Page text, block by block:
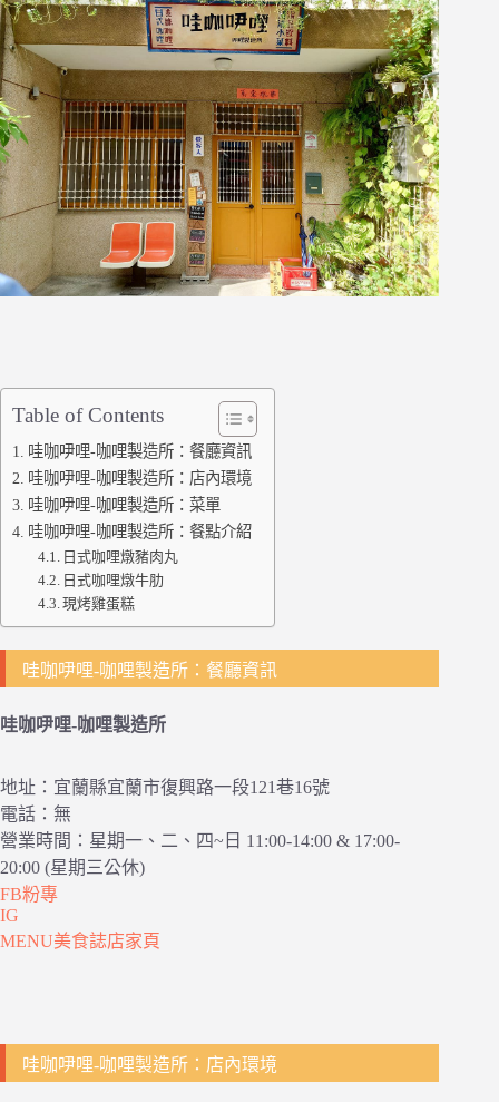
Table of Contents
哇咖吚哩-咖哩製造所：餐廳資訊
哇咖吚哩-咖哩製造所：店內環境
哇咖吚哩-咖哩製造所：菜單
哇咖吚哩-咖哩製造所：餐點介紹
日式咖哩燉豬肉丸
日式咖哩燉牛肋
現烤雞蛋糕
哇咖吚哩-咖哩製造所：餐廳資訊
哇咖吚哩-咖哩製造所
地址：宜蘭縣宜蘭市復興路一段121巷16號
電話：無
營業時間：星期一、二、四~日 11:00-14:00 & 17:00-
20:00 (星期三公休)
FB粉專
IG
MENU美食誌店家頁
哇咖吚哩-咖哩製造所：店內環境